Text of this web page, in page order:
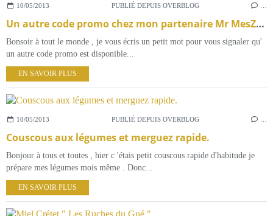
10/05/2013 PUBLIÉ DEPUIS OVERBLOG
Un autre code promo chez mon partenaire Mr MesZepices.com
Bonsoir à tout le monde , je vous écris un petit mot pour vous signaler qu'
un autre code promo est disponible...
EN SAVOIR PLUS
10/05/2013 PUBLIÉ DEPUIS OVERBLOG
Couscous aux légumes et merguez rapide.
Bonjour à tous et toutes , hier c 'étais petit couscous rapide d'habitude je
prépare mes légumes mois même . Donc...
EN SAVOIR PLUS